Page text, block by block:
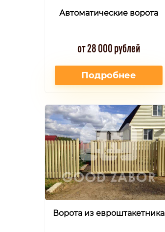
Автоматические ворота
от 28 000 рублей
Подробнее
Ворота из евроштакетника